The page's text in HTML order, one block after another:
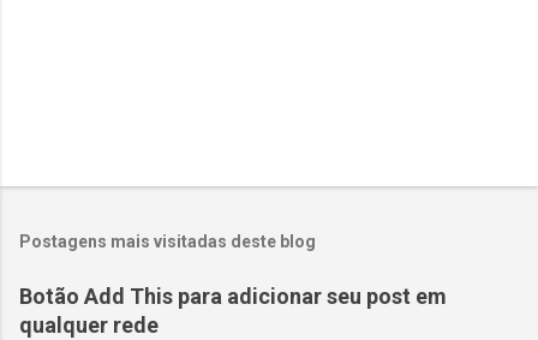
Postagens mais visitadas deste blog
Botão Add This para adicionar seu post em
qualquer rede